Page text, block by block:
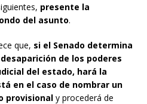
presente la
del asunto.
que, si el Senado determina
de los poderes
del estado, hará la
en el caso de nombrar un
provisional y procederá de